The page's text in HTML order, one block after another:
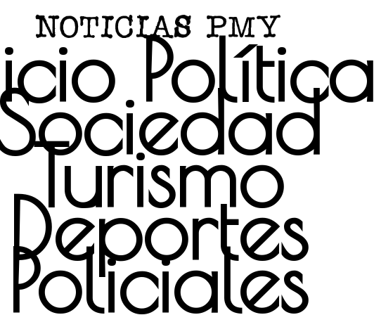
Política
Turismo
Deportes
Policiales